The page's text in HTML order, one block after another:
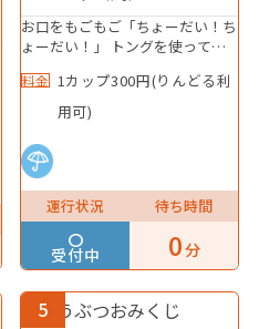
お口をもごもご「ちょーだい！ち
ょーだい！」 トングを使ってニ
さんにあげてみよう！こわがらず
にあげられるかな？ ※こちらの
エサあげ体験にエンジョイパスは
ご利用いただけません。
料金 1カップ300円(りんどる利
用可)
運行状況
受付中
待ち時間
0分
5